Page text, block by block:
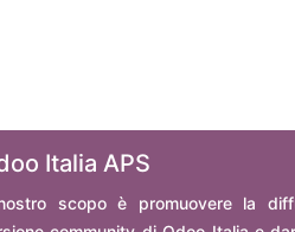
Italia APS
scopo è promuovere la